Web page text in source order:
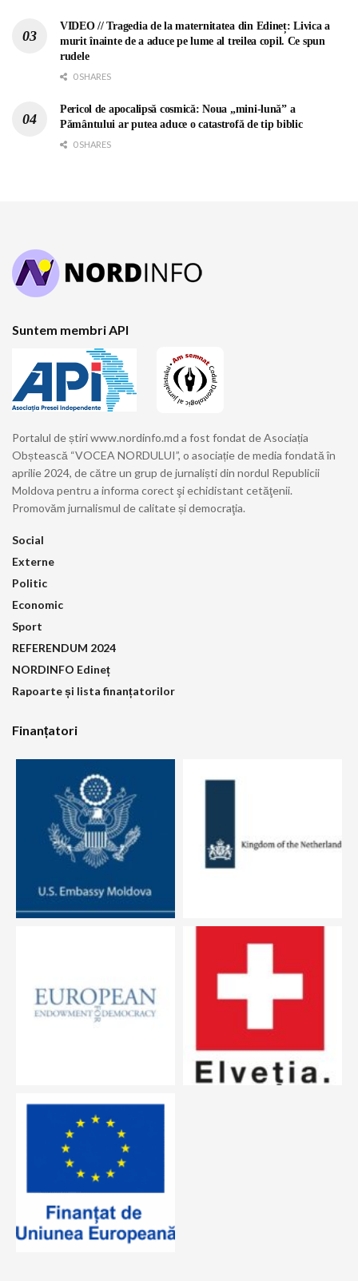
VIDEO // Tragedia de la maternitatea din Edineț: Livica a
murit înainte de a aduce pe lume al treilea copil. Ce spun
rudele
0 SHARES
Pericol de apocalipsă cosmică: Noua „mini-lună” a
Pământului ar putea aduce o catastrofă de tip biblic
0 SHARES
Suntem membri API
Portalul de știri www.nordinfo.md a fost fondat de Asociația
Obștească “VOCEA NORDULUI”, o asociație de media fondată în
aprilie 2024, de către un grup de jurnaliști din nordul Republicii
Moldova pentru a informa corect şi echidistant cetăţenii.
Promovăm jurnalismul de calitate și democraţia.
Social
Externe
Politic
Economic
Sport
REFERENDUM 2024
NORDINFO Edineț
Rapoarte și lista finanțatorilor
Finanțatori